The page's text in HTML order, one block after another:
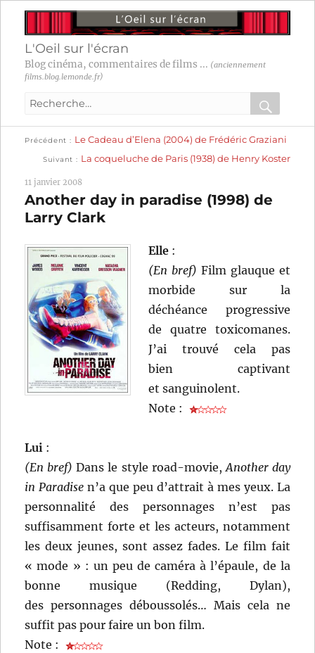
L'Oeil sur l'écran
Blog cinéma, commentaires de films ... (anciennement
films.blog.lemonde.fr)
Recherche
:
OK
Navigation
l’article
Précédent
précédente :
Le Cadeau d’Elena (2004) de Frédéric Graziani
Suivant
suivante :
La coqueluche de Paris (1938) de Henry Koster
11 janvier 2008
Another day in paradise (1998) de
Larry Clark
Elle :
(En bref) Film glauque et
morbide sur la
déchéance progressive
de quatre toxicomanes.
J’ai trouvé cela pas
bien captivant
et sanguinolent.
Note :
Lui :
(En bref) Dans le style road-movie,Another day
in Paradise n’a que peu d’attrait à mes yeux. La
personnalité des personnages n’est pas
suffisamment forte et les acteurs, notamment
les deux jeunes, sont assez fades. Le film fait
« mode » : un peu de caméra à l’épaule, de la
bonne musique (Redding, Dylan),
des personnages déboussolés… Mais cela ne
suffit pas pour faire un bon film.
Note :